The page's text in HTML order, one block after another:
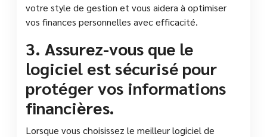
votre style de gestion et vous aidera à optimiser
vos finances personnelles avec efficacité.
3. Assurez-vous que le
logiciel est sécurisé pour
protéger vos informations
financières.
Lorsque vous choisissez le meilleur logiciel de